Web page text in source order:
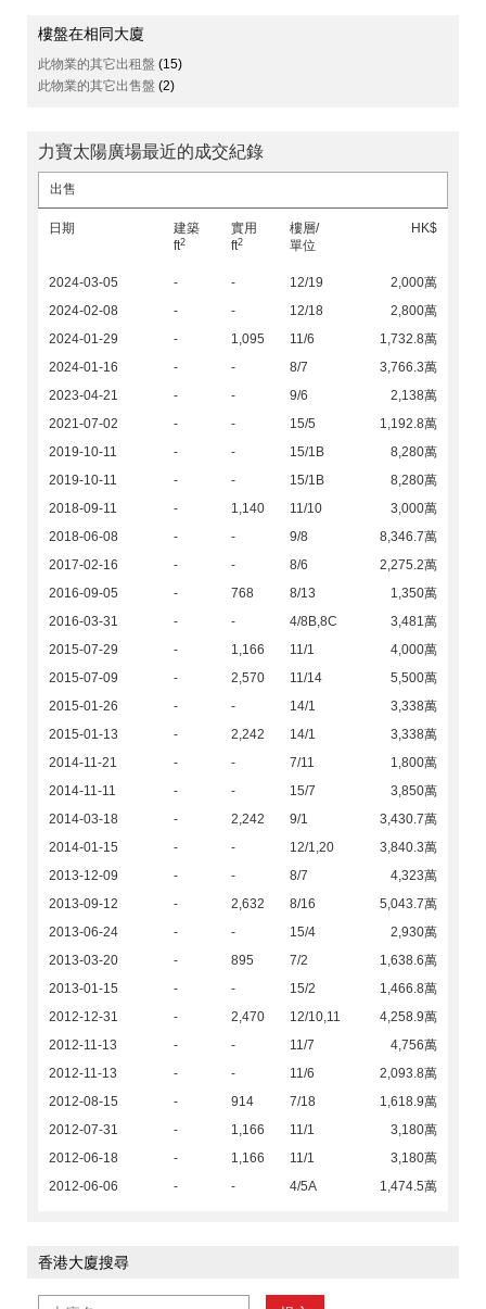
樓盤在相同大廈
此物業的其它出租盤 (15)
此物業的其它出售盤 (2)
力寶太陽廣場最近的成交紀錄
出售
日期
建築
ft2
實用
ft2
樓層/
單位
HK$
2024-03-05 - - 12/19
2,000萬
2024-02-08
- - 12/18
2,800萬
2024-01-29
- 1,095 11/6
1,732.8萬
2024-01-16
- - 8/7
3,766.3萬
2023-04-21
- - 9/6
2,138萬
2021-07-02
- - 15/5
1,192.8萬
2019-10-11
- - 15/1B
8,280萬
2019-10-11
- - 15/1B
8,280萬
2018-09-11
- 1,140 11/10
3,000萬
2018-06-08
- - 9/8
8,346.7萬
2017-02-16
- - 8/6
2,275.2萬
2016-09-05
- 768 8/13
1,350萬
2016-03-31
- - 4/8B,8C
3,481萬
2015-07-29
- 1,166 11/1
4,000萬
2015-07-09
- 2,570 11/14
5,500萬
2015-01-26
- - 14/1
3,338萬
2015-01-13
- 2,242 14/1
3,338萬
2014-11-21
- - 7/11
1,800萬
2014-11-11
- - 15/7
3,850萬
2014-03-18
- 2,242 9/1
3,430.7萬
2014-01-15
- - 12/1,20
3,840.3萬
2013-12-09
- - 8/7
4,323萬
2013-09-12
- 2,632 8/16
5,043.7萬
2013-06-24
- - 15/4
2,930萬
2013-03-20
- 895 7/2
1,638.6萬
2013-01-15
- - 15/2
1,466.8萬
2012-12-31
- 2,470 12/10,11
4,258.9萬
2012-11-13
- - 11/7
4,756萬
2012-11-13
- - 11/6
2,093.8萬
2012-08-15
- 914 7/18
1,618.9萬
2012-07-31
- 1,166 11/1
3,180萬
2012-06-18
- 1,166 11/1
3,180萬
2012-06-06
- - 4/5A 1,474.5萬
香港大廈搜尋